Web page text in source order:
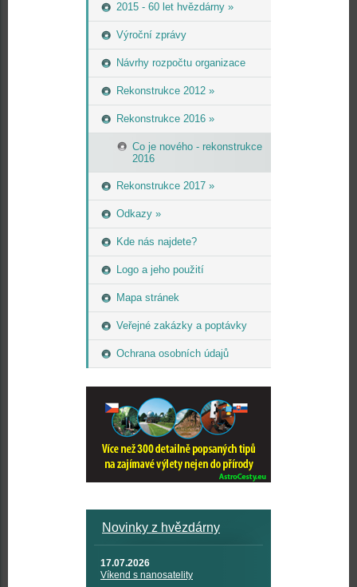
2015 - 60 let hvězdárny »
Výroční zprávy
Návrhy rozpočtu organizace
Rekonstrukce 2012 »
Rekonstrukce 2016 »
Co je nového - rekonstrukce
2016
Rekonstrukce 2017 »
Odkazy »
Kde nás najdete?
Logo a jeho použití
Mapa stránek
Veřejné zakázky a poptávky
Ochrana osobních údajů
Novinky z hvězdárny
17.07.2026
Víkend s nanosatelity